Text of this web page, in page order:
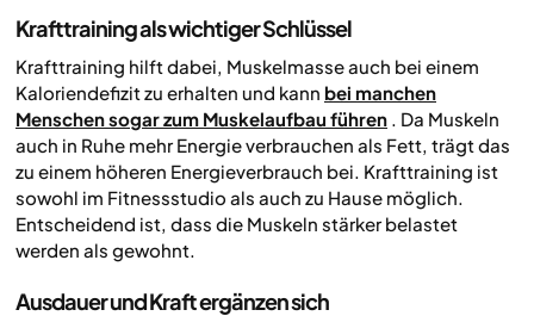
Krafttraining als wichtiger Schlüssel
Krafttraining hilft dabei, Muskelmasse auch bei einem
Kaloriendefizit zu erhalten und kann bei manchen
Menschen sogar zum Muskelaufbau führen
. Da Muskeln
auch in Ruhe mehr Energie verbrauchen als Fett, trägt das
zu einem höheren Energieverbrauch bei. Krafttraining ist
sowohl im Fitnessstudio als auch zu Hause möglich.
Entscheidend ist, dass die Muskeln stärker belastet
werden als gewohnt.
Ausdauer und Kraft ergänzen sich